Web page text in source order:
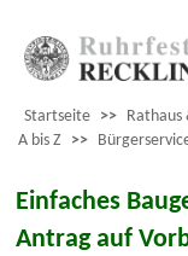
Startseite >> Rathaus
A bis Z >>
Einfaches
Antrag auf